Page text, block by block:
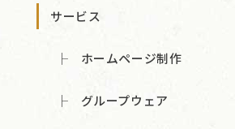
サービス
ホームページ制作
グループウェア